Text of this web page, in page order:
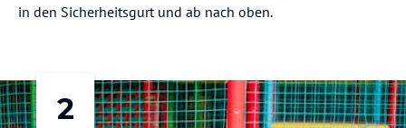
in den Sicherheitsgurt und ab nach oben.
2